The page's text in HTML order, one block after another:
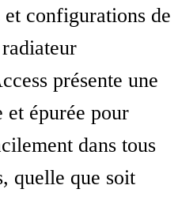
configurations de
présente une
et épurée pour
dans tous
quelle que soit